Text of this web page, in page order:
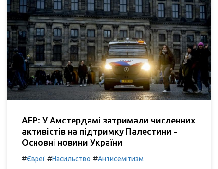
AFP: У Амстердамі затримали численних
активістів на підтримку Палестини -
Основні новини України
#Євреї #Насильство #Антисемітизм